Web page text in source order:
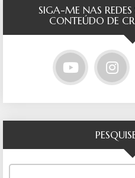
SIGA-ME NAS
CONTEÚDO DE